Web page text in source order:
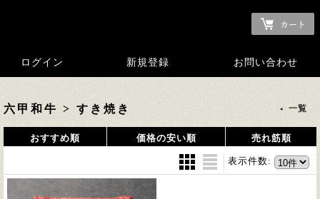
ログイン 新規登録 お問い合わせ
六甲和牛 > すき焼き 一覧
おすすめ順 価格の安い順 売れ筋順
表示件数: